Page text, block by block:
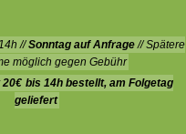
//Sonntag auf Anfrage// Spätere
möglich gegen Gebühr
20€ bis 14h bestellt, am Folgetag
geliefert